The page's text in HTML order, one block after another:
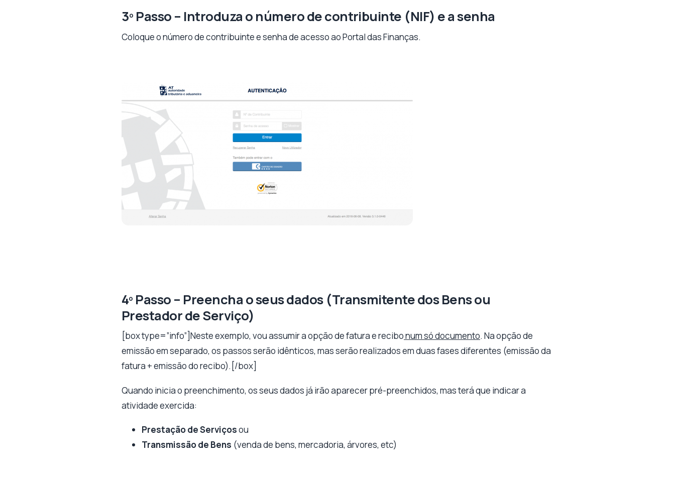
3º Passo – Introduza o número de contribuinte (NIF) e a senha
Coloque o número de contribuinte e senha de acesso ao Portal das Finanças.
4º Passo – Preencha o seus dados (Transmitente dos Bens ou
Prestador de Serviço)
[box type=”info”]Neste exemplo, vou assumir a opção de fatura e recibonum só documento. Na opção de
emissão em separado, os passos serão idênticos, mas serão realizados em duas fases diferentes (emissão da
fatura + emissão do recibo).[/box]
Quando inicia o preenchimento, os seus dados já irão aparecer pré-preenchidos, mas terá que indicar a
atividade exercida:
Prestação de Serviçosou
Transmissão de Bens (venda de bens, mercadoria, árvores, etc)